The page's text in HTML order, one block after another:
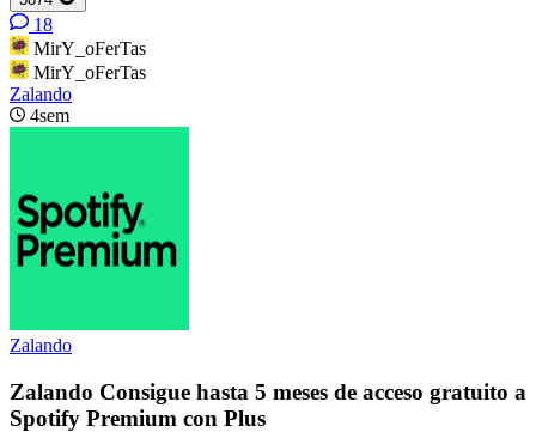
18
MirY_oFerTas
MirY_oFerTas
Zalando
4sem
Zalando
Zalando Consigue hasta 5 meses de acceso gratuito a
Spotify Premium con Plus